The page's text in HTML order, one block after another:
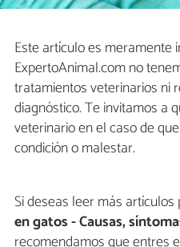
Este artículo es meramente
ExpertoAnimal.com no
tratamientos veterinarios ni
diagnóstico. Te invitamos a
veterinario en el caso de
condición o malestar.
Si deseas leer más artículos
en gatos - Causas,
recomendamos que entres